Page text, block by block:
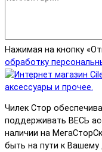
Нажимая на кнопку
обработку
Чилек Стор
поддерживать ВЕСЬ
наличии на
быть на пути к